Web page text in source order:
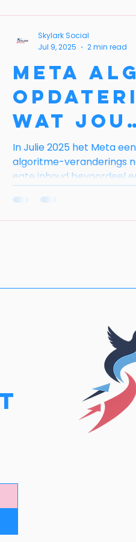
Meta
Wat Jou
Moet
In Julie 2025 het Meta
algoritme-veranderings
egte inhoud bevoordeel
straf. As jou besigheid
om verkeer of verkope te
opdatering jou
Skylark Social
Jul 9, 2025
2 min read